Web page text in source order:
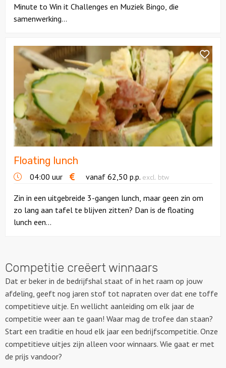
Minute to Win it Challenges en Muziek Bingo, die
samenwerking...
Bekijk
Floating
Floating lunch
04:00 uur vanaf 62,50 p.p. excl. btw
Zin in een uitgebreide 3-gangen lunch, maar geen zin om
zo lang aan tafel te blijven zitten? Dan is de floating
lunch een...
Competitie creëert winnaars
Dat er beker in de bedrijfshal staat of in het raam op jouw
afdeling, geeft nog jaren stof tot napraten over dat ene toffe
competitieve uitje. En wellicht aanleiding om elk jaar de
competitie weer aan te gaan! Waar mag de trofee dan staan?
Start een traditie en houd elk jaar een bedrijfscompetitie. Onze
competitieve uitjes zijn alleen voor winnaars. Wie gaat er met
de prijs vandoor?